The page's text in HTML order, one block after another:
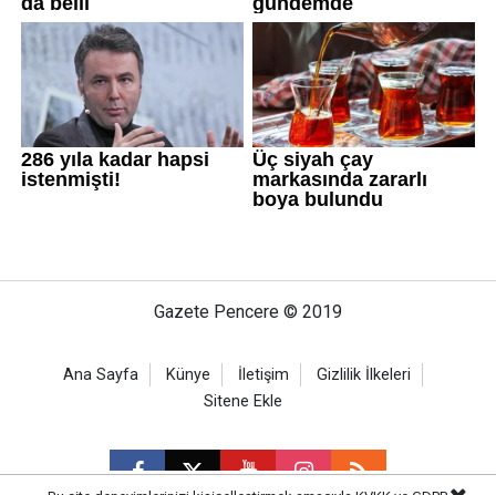
Gazete Pencere © 2019
Ana Sayfa Künye İletişim
Gizlilik İlkeleri
Sitene Ekle